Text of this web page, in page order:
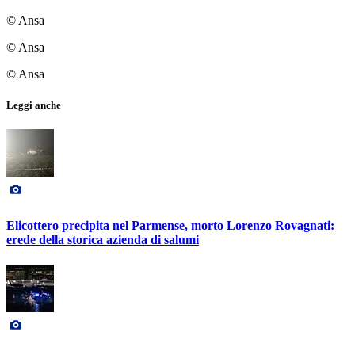
© Ansa
© Ansa
© Ansa
Leggi anche
Elicottero precipita nel Parmense, morto Lorenzo Rovagnati:
erede della storica azienda di salumi